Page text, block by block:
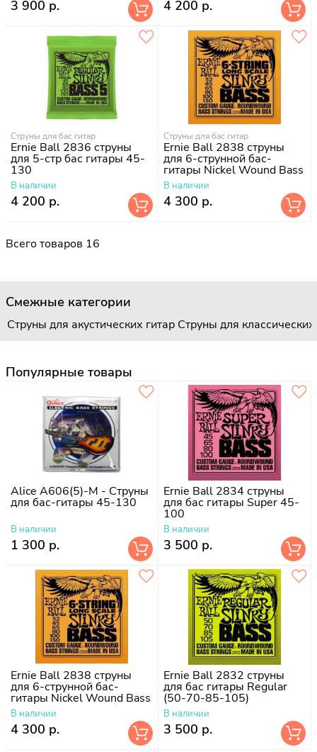
3 900 р. 4 200 р.
Струны для бас гитар
Ernie Ball 2836 струны
для 5-стр бас гитары 45-
130
В наличии
4 200 р.
Струны для бас гитар
Ernie Ball 2838 струны
для 6-струнной бас-
гитары Nickel Wound Bass
Long Scale Slinky 6 (37
1/4") (32
В наличии
4 300 р.
Всего товаров 16
Смежные категории
Струны для акустических гитар Струны для классических
Популярные товары
Alice A606(5)-M - Cтруны
для бас-гитары 45-130
В наличии
1 300 р.
Ernie Ball 2834 струны
для бас гитары Super 45-
100
В наличии
3 500 р.
Ernie Ball 2838 струны
для 6-струнной бас-
гитары Nickel Wound Bass
Long Scale Slinky 6 (37
1/4") (32
В наличии
4 300 р.
Ernie Ball 2832 струны
для бас гитары Regular
(50-70-85-105)
В наличии
3 500 р.